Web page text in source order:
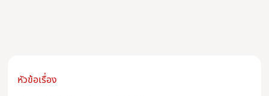
หัวข้อเรื่อง